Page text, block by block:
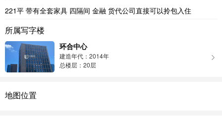
221平 带有全套家具 四隔间 金融 货代公司直接可以拎包入住
所属写字楼
环合中心
建造年代：2014年
总楼层：20层
地图位置